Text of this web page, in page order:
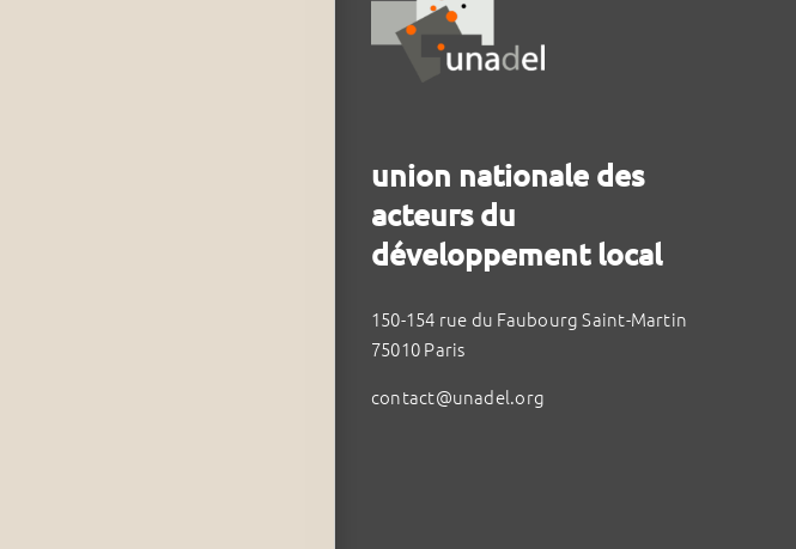
union nationale des
acteurs du
développement local
150-154 rue du Faubourg Saint-Martin
75010 Paris
contact@unadel.org